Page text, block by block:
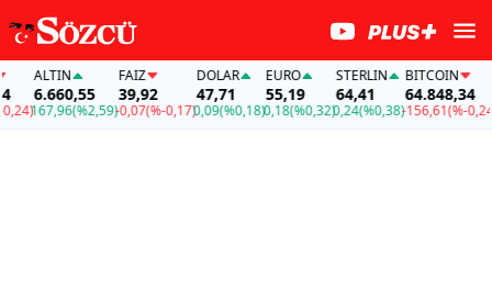
ALTIN
6.660,55
167,96(%2,59)
FAİZ
39,92
-0,07(%-0,17)
DOLAR
47,71
0,09(%0,18)
EURO
55,19
0,18(%0,32)
STERLIN
64,41
0,24(%0,38)
BITCOIN
64.848,34
-156,61(%-0,24)